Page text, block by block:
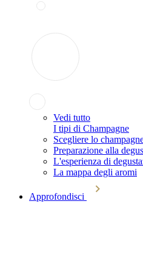
Vedi tutto
I tipi di Champagne
Scegliere lo
Preparazione alla
L'esperienza di
La mappa degli aromi
Approfondisci